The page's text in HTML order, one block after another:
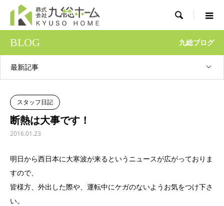

BLOG 九総ブログ
最新記事
スタッフ日記
断熱は大事です！
2016.01.23
明日から西日本に大寒波が来るというニュースが広がっておりま
すので、
皆様方、外出した際や、運転中にケガのないようお気をつけ下さ
い。